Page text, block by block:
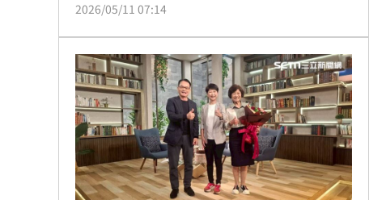
意。活動現場人潮熱絡，不少民眾接過康乃馨後
在母親節前夕充滿溫馨氣氛。
2026/05/11 07:14